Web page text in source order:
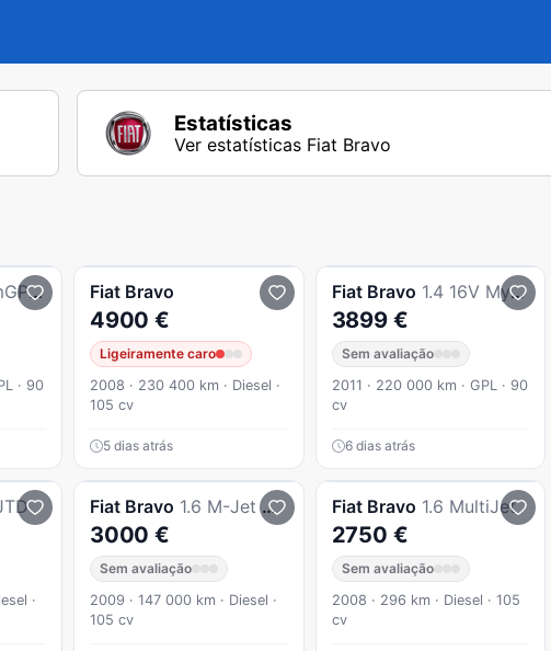
Estatísticas
Ver estatísticas Fiat Bravo
)
· 90
Fiat Bravo
4900 €
Ligeiramente caro
2008 · 230 400 km · Diesel ·
105 cv
5 dias atrás
Fiat Bravo 1.4 16V My Life GPL
3899 €
Sem avaliação
2011 · 220 000 km · GPL · 90
cv
6 dias atrás
·
Fiat Bravo 1.6 M-Jet Active Pur-O2
3000 €
Sem avaliação
2009 · 147 000 km · Diesel ·
105 cv
Fiat Bravo 1.6 MultiJet
2750 €
Sem avaliação
2008 · 296 km · Diesel · 105
cv